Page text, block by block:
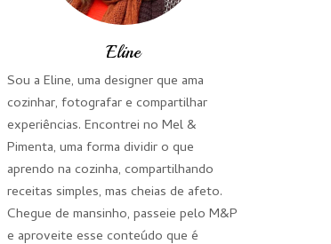
Eline
Sou a Eline, uma designer que ama
cozinhar, fotografar e compartilhar
experiências. Encontrei no Mel &
Pimenta, uma forma dividir o que
aprendo na cozinha, compartilhando
receitas simples, mas cheias de afeto.
Chegue de mansinho, passeie pelo M&P
e aproveite esse conteúdo que é